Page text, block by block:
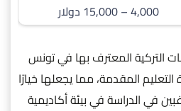
4,000 – 15,000 دولار
التركية المعترف بها في تونس
المقدمة، مما يجعلها خيارًا
في الدراسة في بيئة أكاديمية